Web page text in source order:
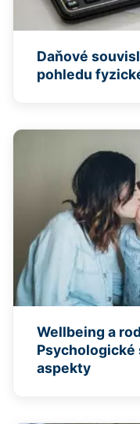
Daňové
pohledu
Wellbeing a
aspekty